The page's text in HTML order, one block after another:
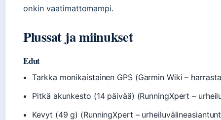
onkin vaatimattomampi.
Plussat ja miinukset
Edut
Tarkka monikaistainen GPS (Garmin Wiki –
Pitkä akunkesto (14 päivää) (RunningXpert –
Kevyt (49 g) (RunningXpert –